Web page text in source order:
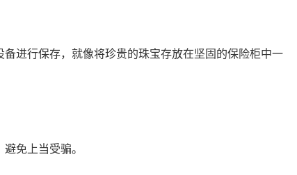
进行保存，就像将珍贵的珠宝存放在坚固的保险柜中一
免上当受骗。